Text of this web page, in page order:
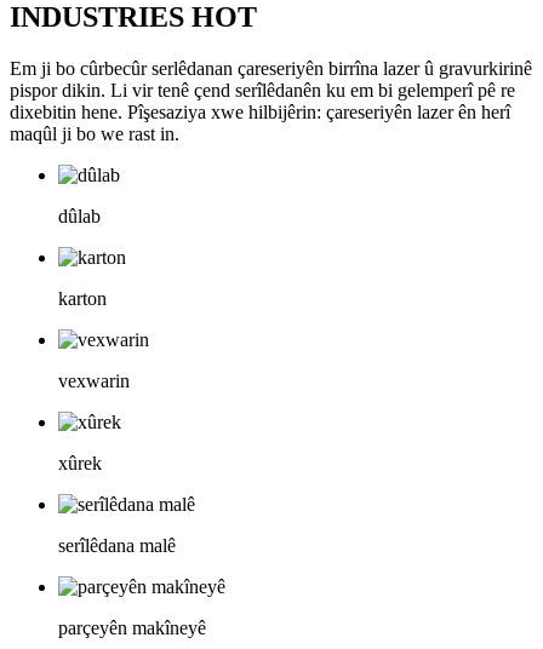
INDUSTRIES HOT
Em ji bo cûrbecûr serlêdanan çareseriyên birrîna lazer û gravurkirinê
pispor dikin. Li vir tenê çend serîlêdanên ku em bi gelemperî pê re
dixebitin hene. Pîşesaziya xwe hilbijêrin: çareseriyên lazer ên herî
maqûl ji bo we rast in.
dûlab
karton
vexwarin
xûrek
serîlêdana malê
parçeyên makîneyê